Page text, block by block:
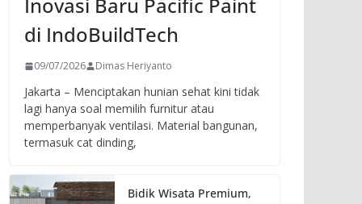
di IndoBuildTech
09/07/2026 Dimas Heriyanto
Jakarta – Menciptakan hunian sehat kini tidak
lagi hanya soal memilih furnitur atau
memperbanyak ventilasi. Material bangunan,
termasuk cat dinding,
Bidik Wisata Premium,